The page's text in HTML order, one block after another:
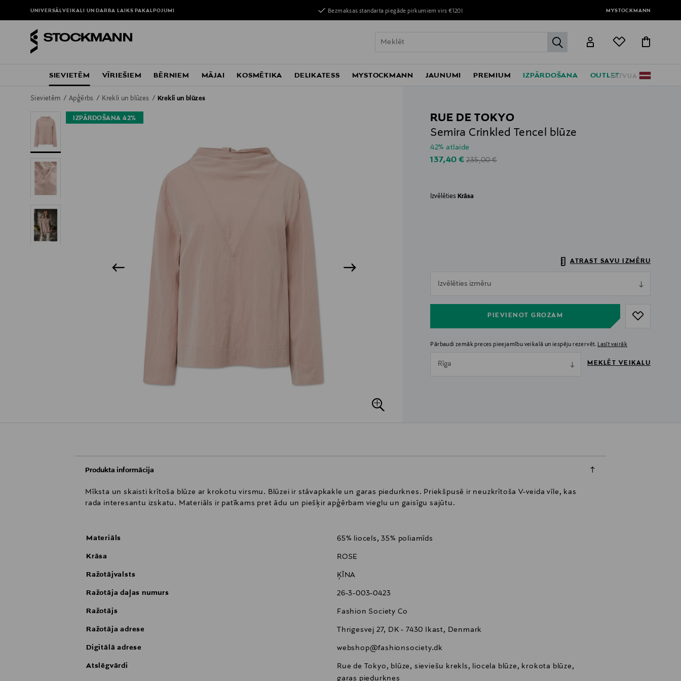
UNIVERSĀLVEIKALI UN DARBA LAIKSPAKALPOJUMI Bezmaksas standarta piegāde pirkumiem virs €120! MYSTOCKMANN
label.header.go
LATVIJA
SIEVIETĒM VĪRIEŠIEM BĒRNIEM MĀJAI KOSMĒTIKA DELIKATESS MYSTOCKMANN JAUNUMI PREMIUM IZPĀRDOŠANA OUTLET
Sievietēm Apģērbs Krekli un blūzes Krekli un blūzes
IZPĀRDOŠANA 42%
RUE DE TOKYO
Semira Crinkled Tencel blūze
42% atlaide
Discounted Price
137,40 €Original Price
235,00 €
Izvēlēties Krāsa
ATRAST SAVU IZMĒRU
Izvēlēties izmēru
PIEVIENOT GROZAM
null
Pārbaudi zemāk preces pieejamību veikalā un iespēju rezervēt. Lasīt vairāk
Rīga MEKLĒT VEIKALU
Produkta informācija
Mīksta un skaisti krītoša blūze ar krokotu virsmu. Blūzei ir stāvapkakle un garas piedurknes. Priekšpusē ir neuzkrītoša V-veida vīle, kas
rada interesantu izskatu. Materiāls ir patīkams pret ādu un piešķir apģērbam vieglu un gaisīgu sajūtu.
Materiāls 65% liocels, 35% poliamīds
Krāsa ROSE
Ražotājvalsts ĶĪNA
Ražotāja daļas numurs 26-3-003-0423
Ražotājs Fashion Society Co
Ražotāja adrese Thrigesvej 27, DK - 7430 Ikast, Denmark
Digitālā adrese webshop@fashionsociety.dk
Atslēgvārdi
Rue de Tokyo, blūze, sieviešu krekls, liocela blūze, krokota blūze,
garas piedurknes